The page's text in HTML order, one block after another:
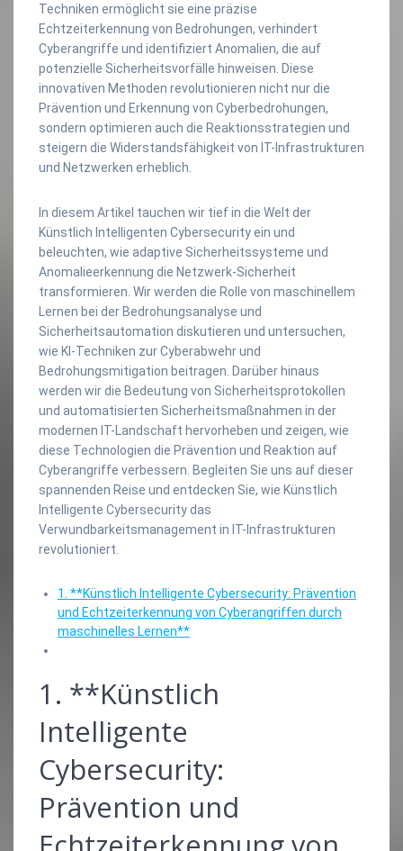
Techniken ermöglicht sie eine präzise
Echtzeiterkennung von Bedrohungen, verhindert
Cyberangriffe und identifiziert Anomalien, die auf
potenzielle Sicherheitsvorfälle hinweisen. Diese
innovativen Methoden revolutionieren nicht nur die
Prävention und Erkennung von Cyberbedrohungen,
sondern optimieren auch die Reaktionsstrategien und
steigern die Widerstandsfähigkeit von IT-Infrastrukturen
und Netzwerken erheblich.
In diesem Artikel tauchen wir tief in die Welt der
Künstlich Intelligenten Cybersecurity ein und
beleuchten, wie adaptive Sicherheitssysteme und
Anomalieerkennung die Netzwerk-Sicherheit
transformieren. Wir werden die Rolle von maschinellem
Lernen bei der Bedrohungsanalyse und
Sicherheitsautomation diskutieren und untersuchen,
wie KI-Techniken zur Cyberabwehr und
Bedrohungsmitigation beitragen. Darüber hinaus
werden wir die Bedeutung von Sicherheitsprotokollen
und automatisierten Sicherheitsmaßnahmen in der
modernen IT-Landschaft hervorheben und zeigen, wie
diese Technologien die Prävention und Reaktion auf
Cyberangriffe verbessern. Begleiten Sie uns auf dieser
spannenden Reise und entdecken Sie, wie Künstlich
Intelligente Cybersecurity das
Verwundbarkeitsmanagement in IT-Infrastrukturen
revolutioniert.
1. **Künstlich Intelligente Cybersecurity: Prävention
und Echtzeiterkennung von Cyberangriffen durch
maschinelles Lernen**
1. **Künstlich
Intelligente
Cybersecurity:
Prävention und